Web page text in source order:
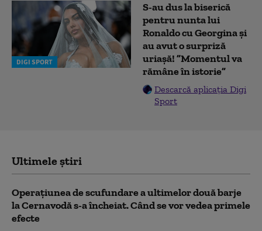
DIGI SPORT
S-au dus la biserică
pentru nunta lui
Ronaldo cu Georgina și
au avut o surpriză
uriașă! ”Momentul va
rămâne în istorie”
Descarcă aplicația Digi
Sport
Ultimele știri
Operațiunea de scufundare a ultimelor două barje
la Cernavodă s-a încheiat. Când se vor vedea primele
efecte